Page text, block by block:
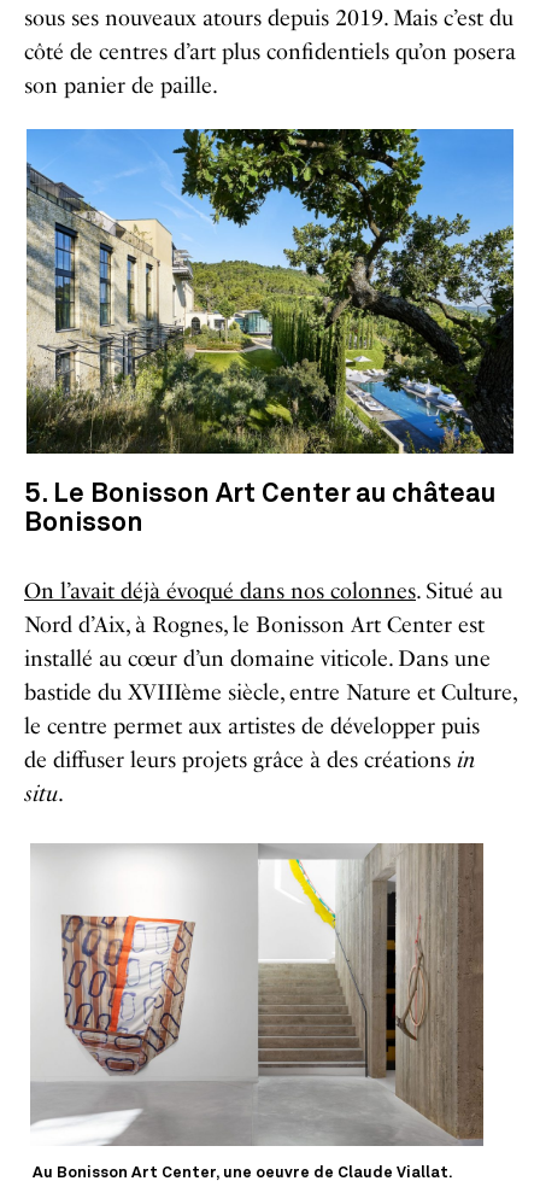
sous ses nouveaux atours depuis 2019. Mais c’est du
côté de centres d’art plus confidentiels qu’on posera
son panier de paille.
5. Le Bonisson Art Center au château
Bonisson
On l’avait déjà évoqué dans nos colonnes. Situé au
Nord d’Aix, à Rognes, le Bonisson Art Center est
installé au cœur d’un domaine viticole. Dans une
bastide du XVIIIème siècle, entre Nature et Culture,
le centre permet aux artistes de développer puis
de diffuser leurs projets grâce à des créations in
situ.
Au Bonisson Art Center, une oeuvre de Claude Viallat.